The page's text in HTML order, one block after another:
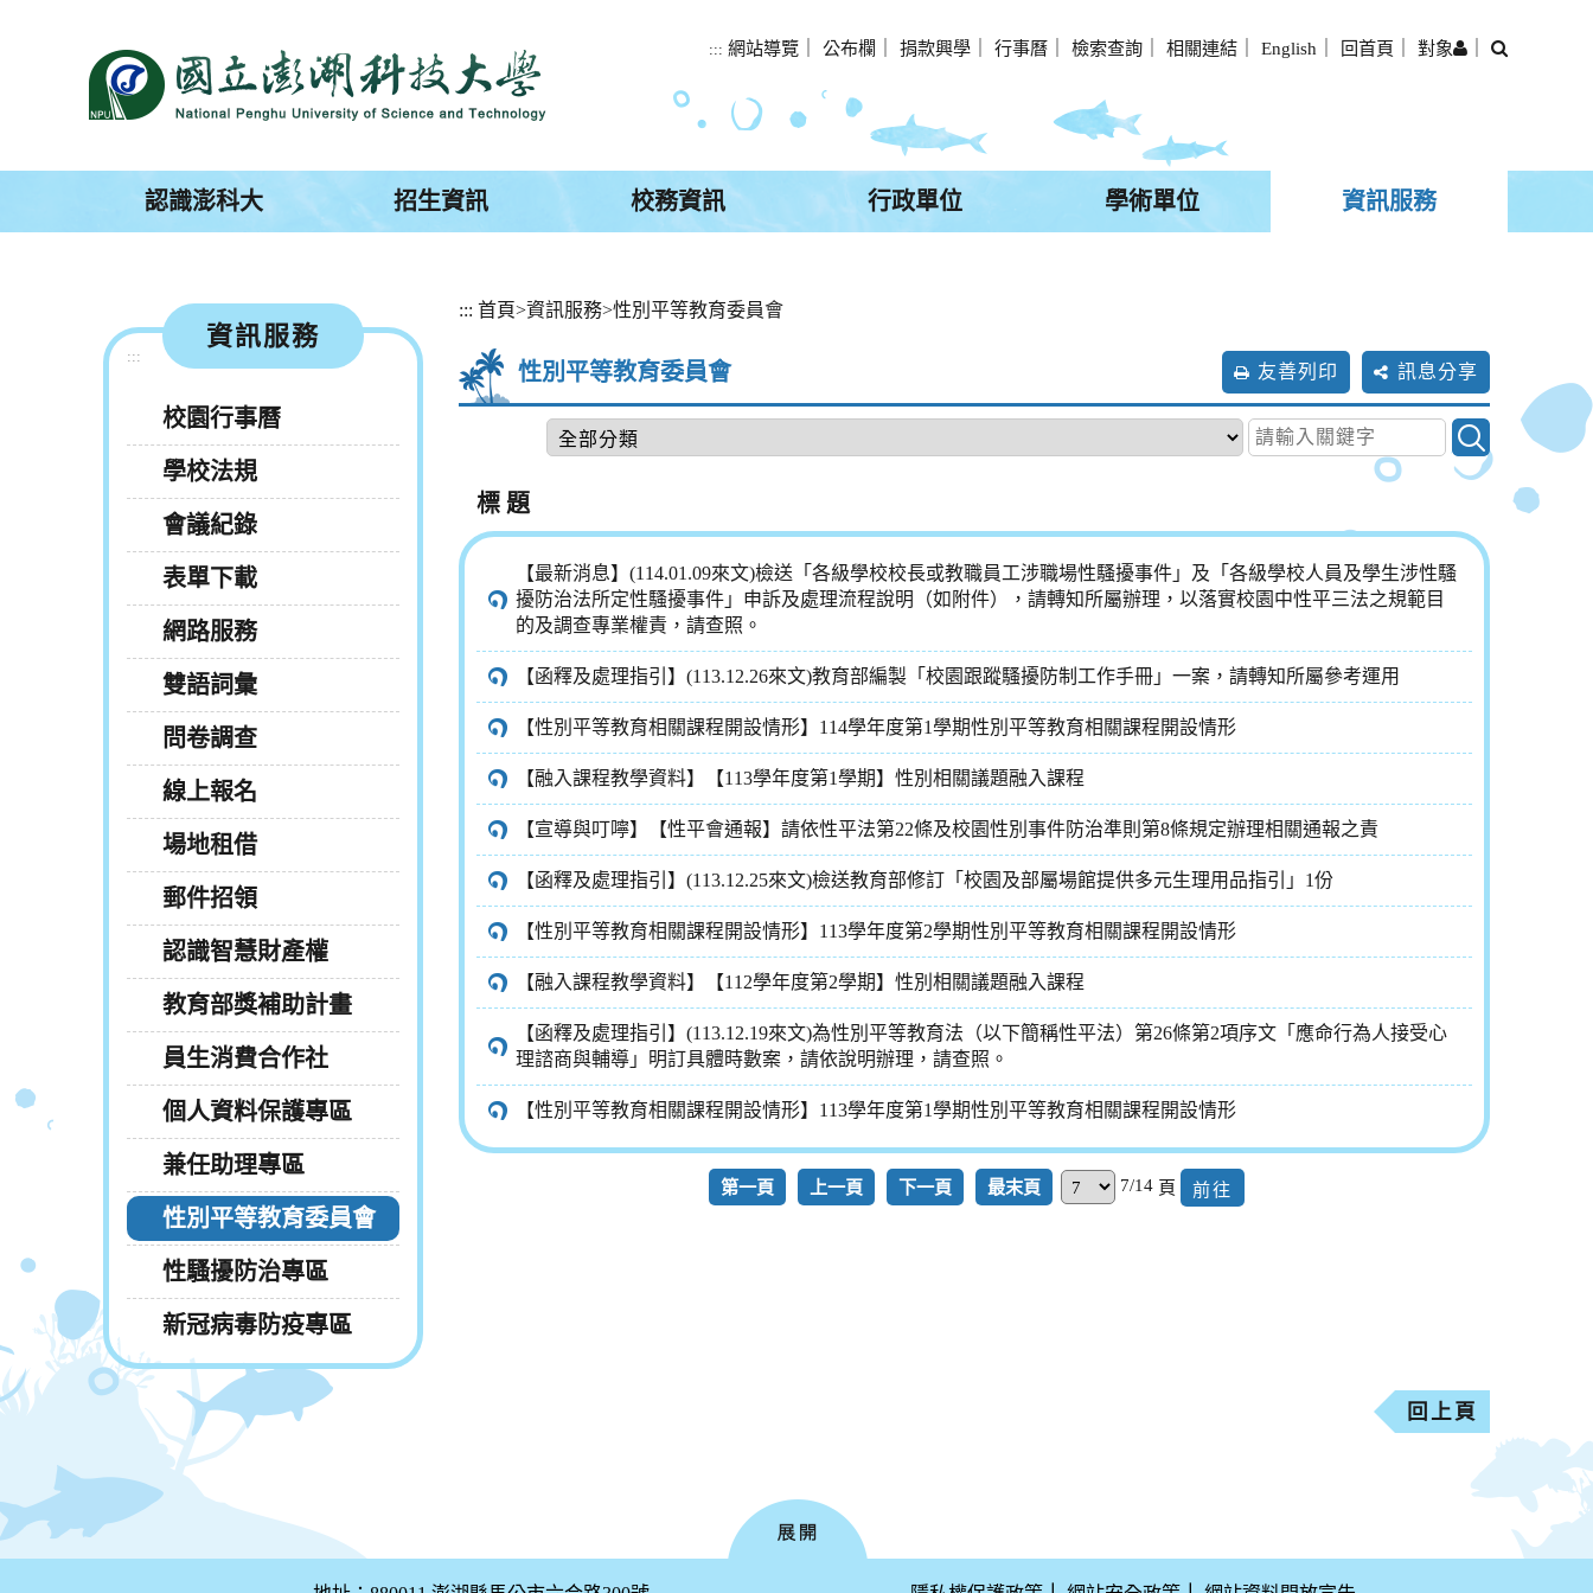
區
::: 網站導覽 公布欄 捐款興學 行事曆 檢索查詢 相關連結 English 回首頁 對象
認識澎科大 招生資訊 校務資訊 行政單位 學術單位 資訊服務
:::
資訊服務
校園行事曆
學校法規
會議紀錄
表單下載
網路服務
雙語詞彙
問卷調查
線上報名
場地租借
郵件招領
認識智慧財產權
教育部獎補助計畫
員生消費合作社
個人資料保護專區
兼任助理專區
性別平等教育委員會
性騷擾防治專區
新冠病毒防疫專區
::: 首頁>資訊服務>性別平等教育委員會
性別平等教育委員會 友善列印 訊息分享
標 題
【最新消息】(114.01.09來文)檢送「各級學校校長或教職員工涉職場性騷擾事件」及「各級學校人員及學生涉性騷
擾防治法所定性騷擾事件」申訴及處理流程說明（如附件），請轉知所屬辦理，以落實校園中性平三法之規範目
的及調查專業權責，請查照。
【函釋及處理指引】(113.12.26來文)教育部編製「校園跟蹤騷擾防制工作手冊」一案，請轉知所屬參考運用
【性別平等教育相關課程開設情形】114學年度第1學期性別平等教育相關課程開設情形
【融入課程教學資料】【113學年度第1學期】性別相關議題融入課程
【宣導與叮嚀】【性平會通報】請依性平法第22條及校園性別事件防治準則第8條規定辦理相關通報之責
【函釋及處理指引】(113.12.25來文)檢送教育部修訂「校園及部屬場館提供多元生理用品指引」1份
【性別平等教育相關課程開設情形】113學年度第2學期性別平等教育相關課程開設情形
【融入課程教學資料】【112學年度第2學期】性別相關議題融入課程
【函釋及處理指引】(113.12.19來文)為性別平等教育法（以下簡稱性平法）第26條第2項序文「應命行為人接受心
理諮商與輔導」明訂具體時數案，請依說明辦理，請查照。
【性別平等教育相關課程開設情形】113學年度第1學期性別平等教育相關課程開設情形
第一頁 上一頁 下一頁 最末頁 7/14 頁
回上頁